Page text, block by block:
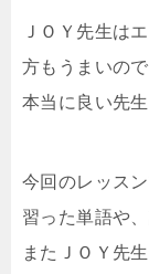
ＪＯＹ先生は
方もうまいので
本当に良い先
今回のレッス
習った単語や
またＪＯＹ先